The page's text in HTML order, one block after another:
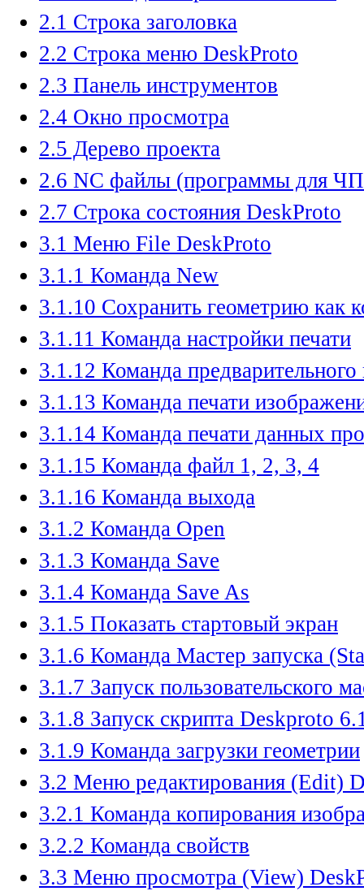
2.1 Строка заголовка
2.2 Строка меню DeskProto
2.3 Панель инструментов
2.4 Окно просмотра
2.5 Дерево проекта
2.6 NC файлы (программы для
2.7 Строка состояния DeskProto
3.1 Меню File DeskProto
3.1.1 Команда New
3.1.10 Сохранить геометрию как
3.1.11 Команда настройки печати
3.1.12 Команда
3.1.13 Команда печати
3.1.14 Команда печати данных
3.1.15 Команда файл 1, 2, 3, 4
3.1.16 Команда выхода
3.1.2 Команда Open
3.1.3 Команда Save
3.1.4 Команда Save As
3.1.5 Показать стартовый экран
3.1.6 Команда Мастер запуска
3.1.7 Запуск пользовательского
3.1.8 Запуск скрипта Deskproto
3.1.9 Команда загрузки геометрии
3.2 Меню редактирования (Edit)
3.2.1 Команда копирования
3.2.2 Команда свойств
3.3 Меню просмотра (View)